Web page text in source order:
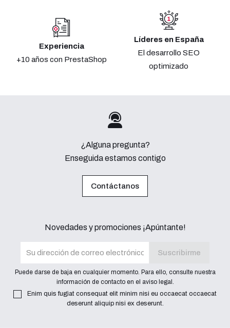
Experiencia
+10 años con PrestaShop
Líderes en España
El desarrollo SEO
optimizado
¿Alguna pregunta?
Enseguida estamos contigo
Contáctanos
Novedades y promociones ¡Apúntante!
Puede darse de baja en cualquier momento. Para ello, consulte nuestra
información de contacto en el aviso legal.
Enim quis fugiat consequat elit minim nisi eu occaecat occaecat
deserunt aliquip nisi ex deserunt.
Search